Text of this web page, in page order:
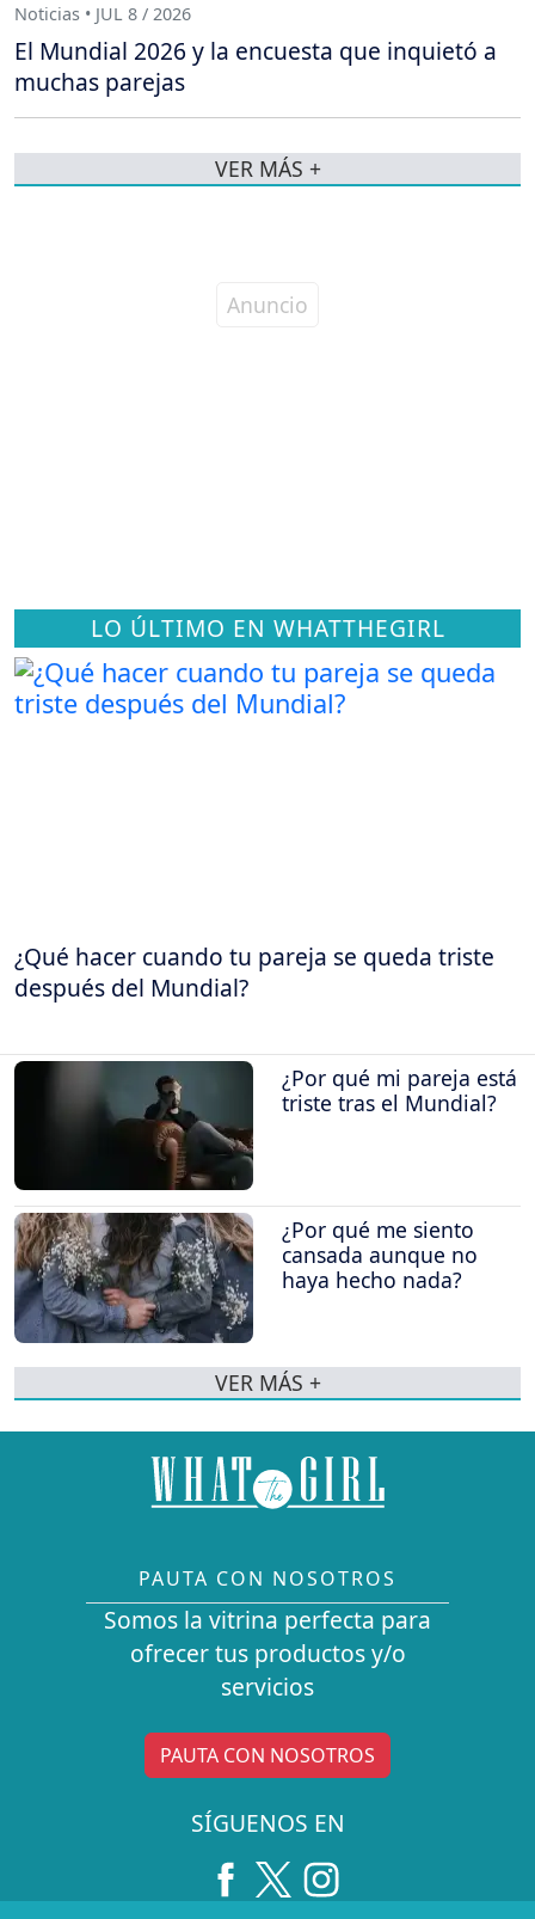
LO ÚLTIMO EN WHATTHEGIRL
¿Qué hacer cuando tu pareja se queda triste
después del Mundial?
¿Por qué mi pareja está
triste tras el Mundial?
¿Por qué me siento
cansada aunque no
haya hecho nada?
VER MÁS +
Noticias • JUL 8 / 2026
El Mundial 2026 y la encuesta que inquietó a
muchas parejas
VER MÁS +
PAUTA CON NOSOTROS
Somos la vitrina perfecta para
ofrecer tus productos y/o
servicios
PAUTA CON NOSOTROS
SÍGUENOS EN